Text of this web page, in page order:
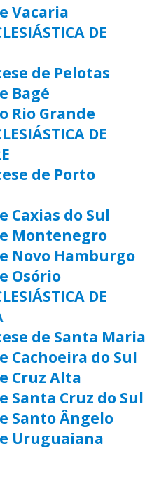
Vacaria
DE
de Pelotas
Bagé
Rio Grande
DE
de Porto
Caxias do Sul
Montenegro
Novo Hamburgo
Osório
DE
de Santa Maria
Cachoeira do Sul
Cruz Alta
Santa Cruz do Sul
Santo Ângelo
Uruguaiana